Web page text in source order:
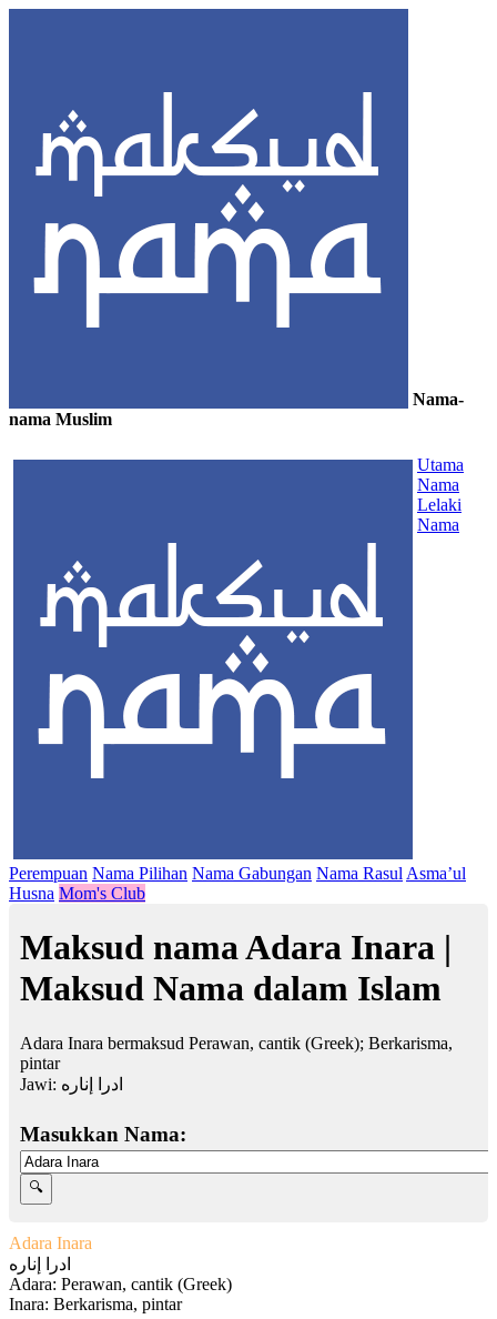
Nama-
nama Muslim
Utama
Nama
Lelaki
Nama
Perempuan Nama Pilihan Nama Gabungan Nama Rasul Asma’ul
Husna Mom's Club
Maksud nama Adara Inara |
Maksud Nama dalam Islam
Adara Inara bermaksud Perawan, cantik (Greek); Berkarisma,
pintar
Jawi: ادرا إناره
Masukkan Nama:
Adara Inara
ادرا إناره
Adara: Perawan, cantik (Greek)
Inara: Berkarisma, pintar